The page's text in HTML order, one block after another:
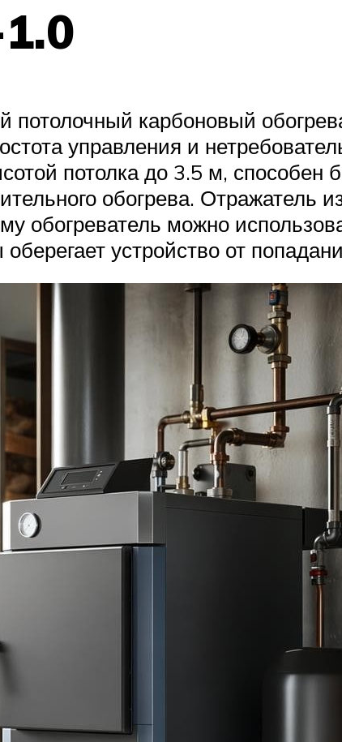
карбоновый
управления и
потолка до 3.5 м, способен
обогрева. Отражатель
обогреватель можно
устройство от